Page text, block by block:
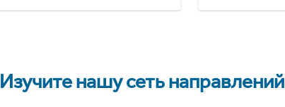
Изучите нашу сеть направлений